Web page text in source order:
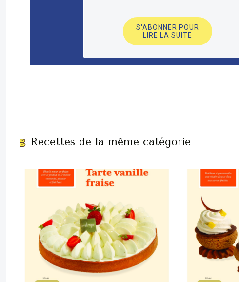
S'ABONNER POUR
LIRE LA SUITE
Recettes de la même catégorie